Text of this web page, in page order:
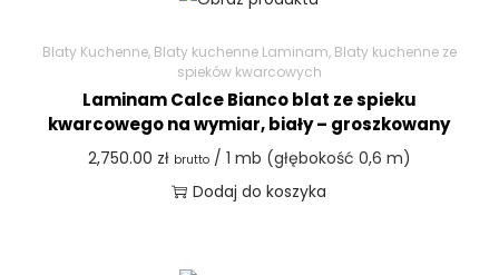
Blaty Kuchenne, Blaty kuchenne Laminam, Blaty kuchenne ze
spieków kwarcowych
Laminam Calce Bianco blat ze spieku
kwarcowego na wymiar, biały – groszkowany
2,750.00 zł brutto/ 1 mb (głębokość 0,6 m)
Dodaj do koszyka